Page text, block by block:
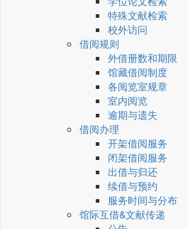
特殊文献检索
校外访问
借阅规则
外借册数和期限
馆藏借阅制度
各阅览室规章
室内阅览
逾期与遗失
借阅办理
开架借阅服务
闭架借阅服务
出借与归还
续借与预约
服务时间与分布
馆际互借&文献传递